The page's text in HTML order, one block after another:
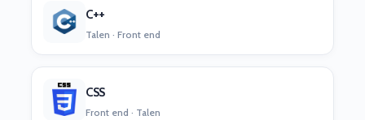
C++
Talen · Front end
CSS
Front end · Talen